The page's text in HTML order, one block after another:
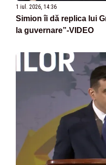
1 iul. 2026, 14:36
Simion îi dă replica lui
la guvernare”-VIDEO